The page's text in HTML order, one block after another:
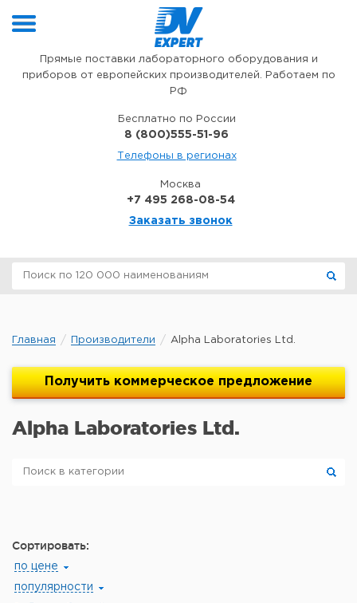
Прямые поставки лабораторного оборудования и
приборов от европейских производителей. Работаем по
РФ
Бесплатно по России
8 (800)555-51-96
Телефоны в регионах
Москва
+7 495 268-08-54
Заказать звонок
Главная Производители Alpha Laboratories Ltd.
Получить коммерческое предложение
Alpha Laboratories Ltd.
Сортировать:
по цене
популярности